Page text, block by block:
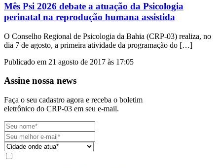
Mês Psi 2026 debate a atuação da Psicologia
perinatal na reprodução humana assistida
O Conselho Regional de Psicologia da Bahia (CRP-03) realiza, no
dia 7 de agosto, a primeira atividade da programação do […]
Publicado em 21 agosto de 2017 às 17:05
Assine nossa news
Faça o seu cadastro agora e receba o boletim
eletrônico do CRP-03 em seu e-mail.